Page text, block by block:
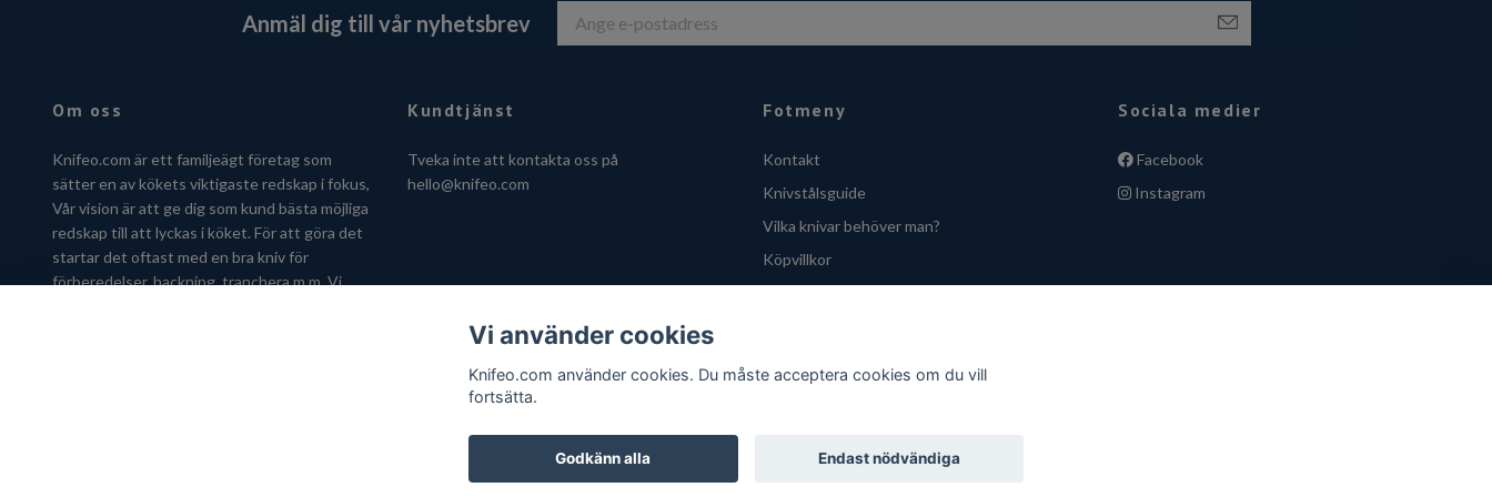
Anmäl dig till vår nyhetsbrev
Om oss
Knifeo.com är ett familjeägt företag som
sätter en av kökets viktigaste redskap i fokus,
Vår vision är att ge dig som kund bästa möjliga
redskap till att lyckas i köket. För att göra det
startar det oftast med en bra kniv för
förberedelser, hackning, tranchera m.m. Vi
Kundtjänst
Tveka inte att kontakta oss på
hello@knifeo.com
Fotmeny
Kontakt
Knivstålsguide
Vilka knivar behöver man?
Köpvillkor
Sociala medier
Facebook
Instagram
Vi använder cookies
Knifeo.com använder cookies. Du måste acceptera cookies om du vill
fortsätta.
Godkänn alla Endast nödvändiga